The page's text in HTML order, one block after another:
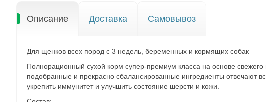
Описание Доставка Самовывоз
Для щенков всех пород с 3 недель, беременных и кормящих собак
Полнорационный сухой корм супер-премиум класса на основе
подобранные и прекрасно сбалансированные ингредиенты отвечают
укрепить иммунитет и улучшить состояние шерсти и кожи.